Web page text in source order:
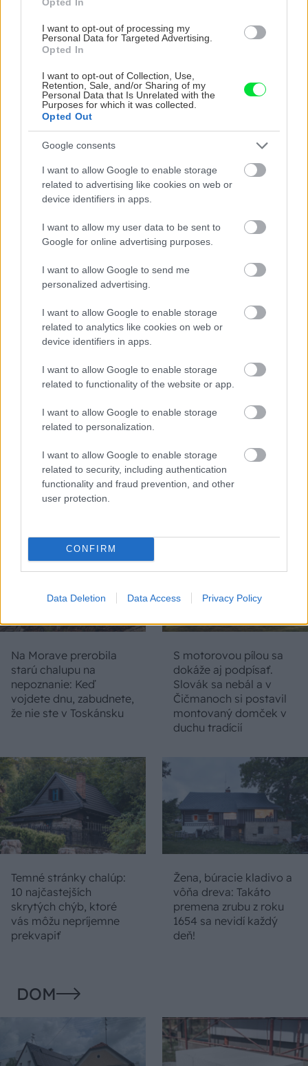
I want to opt-out of processing my
Personal Data for Targeted Advertising.
Opted In
I want to opt-out of Collection, Use,
Retention, Sale, and/or Sharing of my
Personal Data that Is Unrelated with the
Purposes for which it was collected.
Opted Out
Google consents
I want to allow Google to enable storage
related to advertising like cookies on web or
device identifiers in apps.
I want to allow my user data to be sent to
Google for online advertising purposes.
I want to allow Google to send me
personalized advertising.
I want to allow Google to enable storage
related to analytics like cookies on web or
device identifiers in apps.
I want to allow Google to enable storage
related to functionality of the website or app.
I want to allow Google to enable storage
related to personalization.
I want to allow Google to enable storage
related to security, including authentication
functionality and fraud prevention, and other
user protection.
CONFIRM
Data Deletion Data Access Privacy Policy
ZÁHRADA
Trvalky, ktoré znesú
vysaďte na miesta, na
ktoré slnko svieti celý
krások, ktoré rozžiaria
vašu záhradu
Môže aspirín zachrániť
ochabnuté izbové
možno prekvapí
Júlový reštart uhoriek
nakladačiek: Ako ich
kvitnutia?
Na Morave prerobila
starú chalupu na
nepoznanie: Keď
vojdete dnu, zabudnete,
že nie ste v Toskánsku
S motorovou pílou sa
dokáže aj podpísať.
Slovák sa nebál a v
Čičmanoch si postavil
montovaný domček v
duchu tradícií
Temné stránky chalúp:
10 najčastejších
skrytých chýb, ktoré
vás môžu nepríjemne
prekvapiť
Žena, búracie kladivo a
vôňa dreva: Takáto
premena zrubu z roku
1654 sa nevidí každý
deň!
DOM